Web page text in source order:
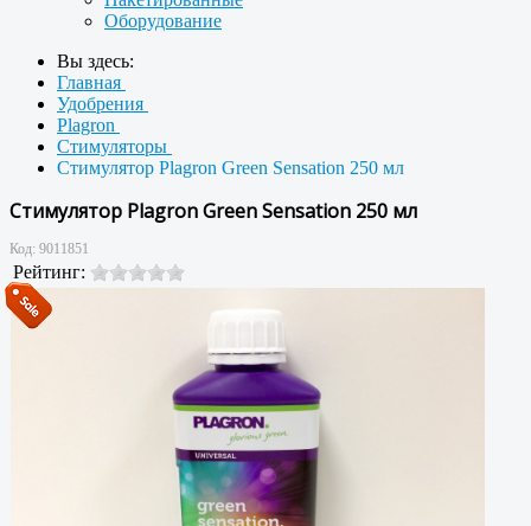
Оборудование
Вы здесь:
Главная
Удобрения
Plagron
Стимуляторы
Стимулятор Plagron Green Sensation 250 мл
Стимулятор Plagron Green Sensation 250 мл
Код: 9011851
Рейтинг: